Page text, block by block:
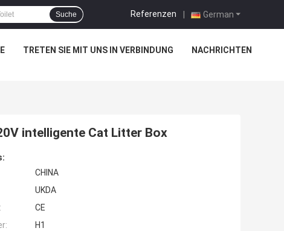
German
Referenzen |
Suche
TRETEN SIE MIT UNS IN VERBINDUNG NACHRICHTEN
intelligente Cat Litter Box
CHINA
UKDA
CE
H1